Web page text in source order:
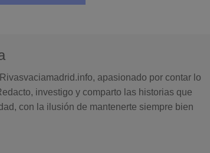
apasionado por contar lo
investigo y comparto las historias que
con la ilusión de mantenerte siempre bien